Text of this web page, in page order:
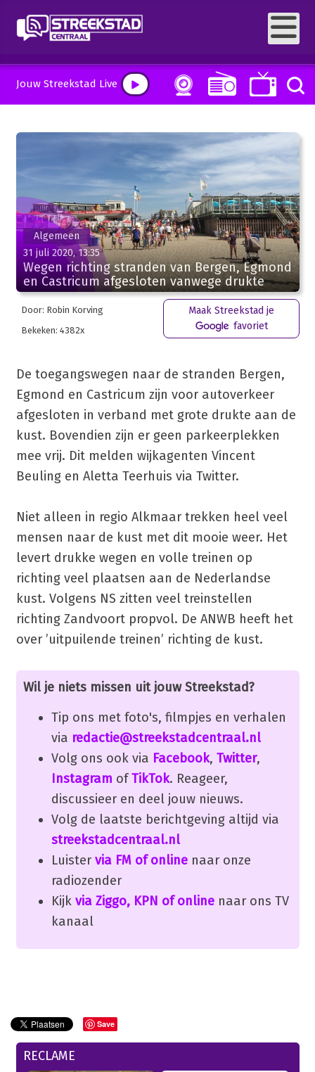
Jouw Streekstad Live
Algemeen
31 juli 2020, 13:35
Wegen richting stranden van Bergen, Egmond
en Castricum afgesloten vanwege drukte
Door: Robin Korving
Bekeken: 4382x
Maak Streekstad je
favoriet
De toegangswegen naar de stranden Bergen,
Egmond en Castricum zijn voor autoverkeer
afgesloten in verband met grote drukte aan de
kust. Bovendien zijn er geen parkeerplekken
mee vrij. Dit melden wijkagenten Vincent
Beuling en Aletta Teerhuis via Twitter.
Niet alleen in regio Alkmaar trekken heel veel
mensen naar de kust met dit mooie weer. Het
levert drukke wegen en volle treinen op
richting veel plaatsen aan de Nederlandse
kust. Volgens NS zitten veel treinstellen
richting Zandvoort propvol. De ANWB heeft het
over ’uitpuilende treinen’ richting de kust.
Wil je niets missen uit jouw Streekstad?
Tip ons met foto's, filmpjes en verhalen
via redactie@streekstadcentraal.nl
Volg ons ook via Facebook, Twitter,
Instagram ofTikTok. Reageer,
discussieer en deel jouw nieuws.
Volg de laatste berichtgeving altijd via
streekstadcentraal.nl
Luister via FM of onlinenaar onze
radiozender
Kijk via Ziggo, KPN of onlinenaar ons TV
kanaal
Save
RECLAME